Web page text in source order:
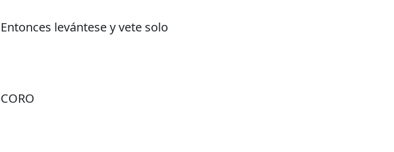
Entonces levántese y vete solo
CORO